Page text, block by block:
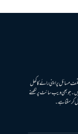
مسائل پر اپنی رائے کا کھل
جو بھی ویب سائٹ پر لکھنے
کرسکتا ہے۔